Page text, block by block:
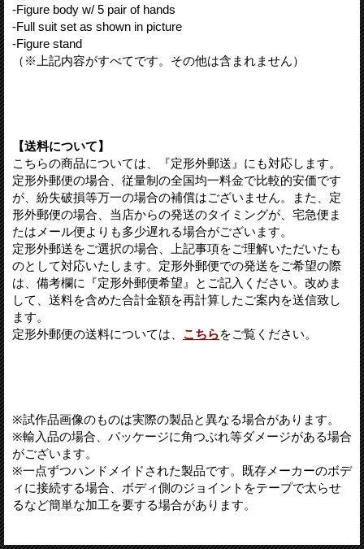
-Figure body w/ 5 pair of hands
-Full suit set as shown in picture
-Figure stand
（※上記内容がすべてです。その他は含まれません）
【送料について】
こちらの商品については、『定形外郵送』にも対応します。
定形外郵便の場合、従量制の全国均一料金で比較的安価です
が、紛失破損等万一の場合の補償はございません。また、定
形外郵便の場合、当店からの発送のタイミングが、宅急便ま
たはメール便よりも多少遅れる場合がございます。
定形外郵送をご選択の場合、上記事項をご理解いただいたも
のとして対応いたします。定形外郵便での発送をご希望の際
は、備考欄に『定形外郵便希望』とご記入ください。改めま
して、送料を含めた合計金額を再計算したご案内を送信致し
ます。
定形外郵便の送料については、 こちらをご覧ください。
※試作品画像のものは実際の製品と異なる場合があります。
※輸入品の場合、パッケージに角つぶれ等ダメージがある場合
がございます。
※一点ずつハンドメイドされた製品です。既存メーカーのボデ
ィに接続する場合、ボディ側のジョイントをテープで太らせ
るなど簡単な加工を要する場合があります。